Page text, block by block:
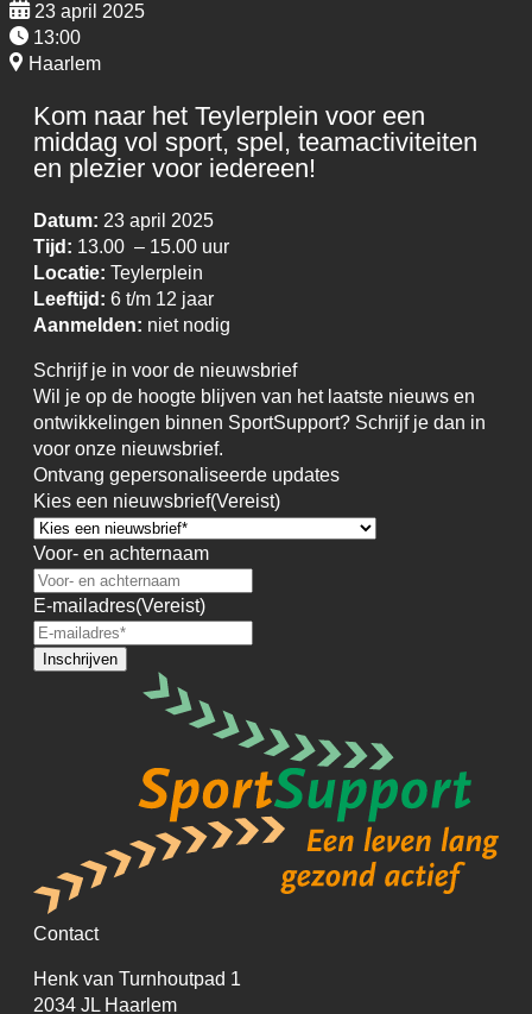
23 april 2025
13:00
Haarlem
Kom naar het Teylerplein voor een
middag vol sport, spel, teamactiviteiten
en plezier voor iedereen!
Datum: 23 april 2025
Tijd: 13.00 – 15.00 uur
Locatie: Teylerplein
Leeftijd: 6 t/m 12 jaar
Aanmelden: niet nodig
Schrijf je in voor de nieuwsbrief
Wil je op de hoogte blijven van het laatste nieuws en
ontwikkelingen binnen SportSupport? Schrijf je dan in
voor onze nieuwsbrief.
Ontvang gepersonaliseerde updates
Kies een nieuwsbrief(Vereist)
Voor- en achternaam
E-mailadres(Vereist)
Inschrijven
Contact
Henk van Turnhoutpad 1
2034 JL Haarlem